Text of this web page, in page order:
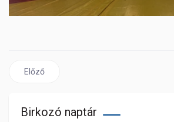
Előző cikk: Birkózóink az élmezőnyben
Előző
Birkozó naptár